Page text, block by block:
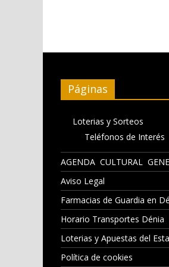
Páginas
Loterias y Sorteos
Teléfonos de Interés
AGENDA CULTURAL
Aviso Legal
Farmacias de Guardia en
Horario Transportes Dénia
Loterias y Apuestas del
Política de cookies